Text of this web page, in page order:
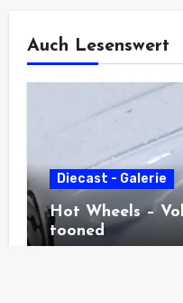
Auch Lesenswert
Diecast - Galerie
Hot Wheels –
tooned